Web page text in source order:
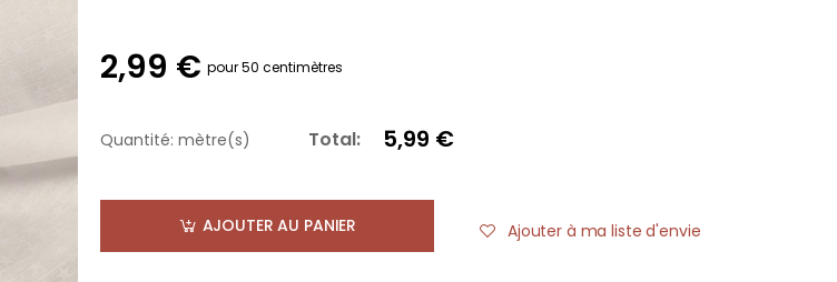
2,99 € pour 50 centimètres
Quantité: mètre(s) Total: 5,99 €
AJOUTER AU PANIER Ajouter à ma liste d'envie